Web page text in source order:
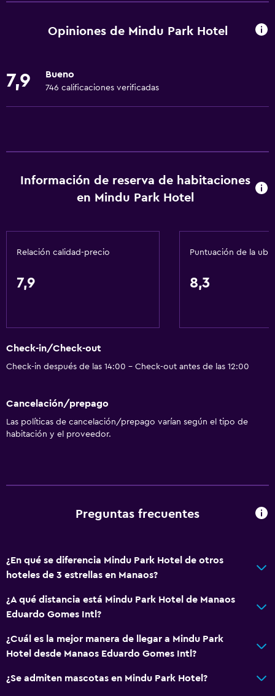
Wifi gratis
Toallas
Servicios y facilidades
Cambio de divisas
Servicio de habitaciones
Mostrador de información turística
Accesibilidad y adecuación
Para no fumadores
Mascotas permitidas bajo consulta (pueden aplicar cargos
Almohada sin plumas
Estacionamiento accesible
Áreas designadas para fumadores
TV de pantalla plana
Aseo
Ducha
Opiniones de Mindu Park Hotel
7,9 Bueno
746 calificaciones verificadas
Información de reserva de habitaciones
en Mindu Park Hotel
Relación calidad-precio
7,9
Puntuación de la
8,3
Check-in/Check-out
Check-in después de las 14:00 - Check-out antes de las 12:00
Cancelación/prepago
Las políticas de cancelación/prepago varían según el tipo de
habitación y el proveedor.
Preguntas frecuentes
¿En qué se diferencia Mindu Park Hotel de otros
hoteles de 3 estrellas en Manaos?
¿A qué distancia está Mindu Park Hotel de Manaos
Eduardo Gomes Intl?
¿Cuál es la mejor manera de llegar a Mindu Park
Hotel desde Manaos Eduardo Gomes Intl?
¿Se admiten mascotas en Mindu Park Hotel?